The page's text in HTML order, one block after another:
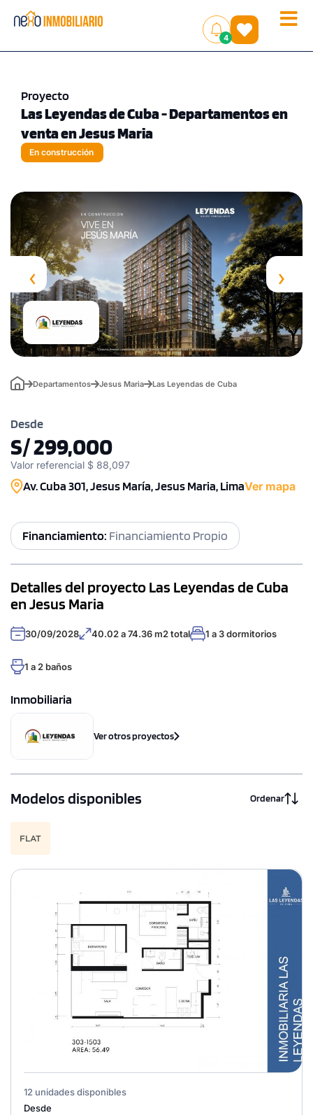
Toggle
4
()
Proyecto
Las Leyendas de Cuba - Departamentos en
venta en Jesus Maria
En construcción
‹ ›
Departamentos Jesus Maria Las Leyendas de Cuba
Desde
S/ 299,000
Valor referencial $ 88,097
Av. Cuba 301, Jesus María, Jesus Maria, LimaVer mapa
Financiamiento: Financiamiento Propio
Detalles del proyecto Las Leyendas de Cuba
en Jesus Maria
30/09/2028 40.02 a 74.36 m2 total 1 a 3 dormitorios
1 a 2 baños
Inmobiliaria
Ver otros proyectos
Modelos disponibles Ordenar
FLAT
12 unidades disponibles
Desde